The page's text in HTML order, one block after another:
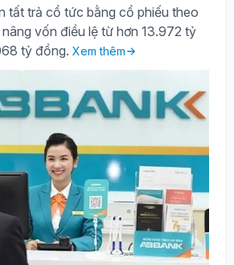
tất trả cổ tức bằng cổ phiếu theo
vốn điều lệ từ hơn 13.972 tỷ
tỷ đồng. Xem thêm